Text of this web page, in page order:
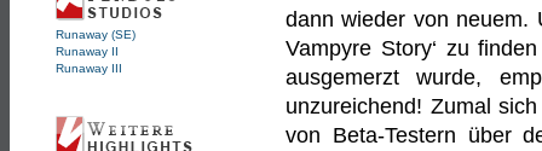
Runaway (SE)
Runaway II
Runaway III
dann wieder von neuem.
Vampyre Story‘ zu
ausgemerzt wurde,
unzureichend! Zumal
von Beta-Testern über